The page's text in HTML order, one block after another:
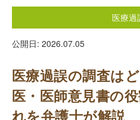
医療過
公開日: 2026.07.05
医療過誤の調査は
医・医師意見書の
れを弁護士が解説
取